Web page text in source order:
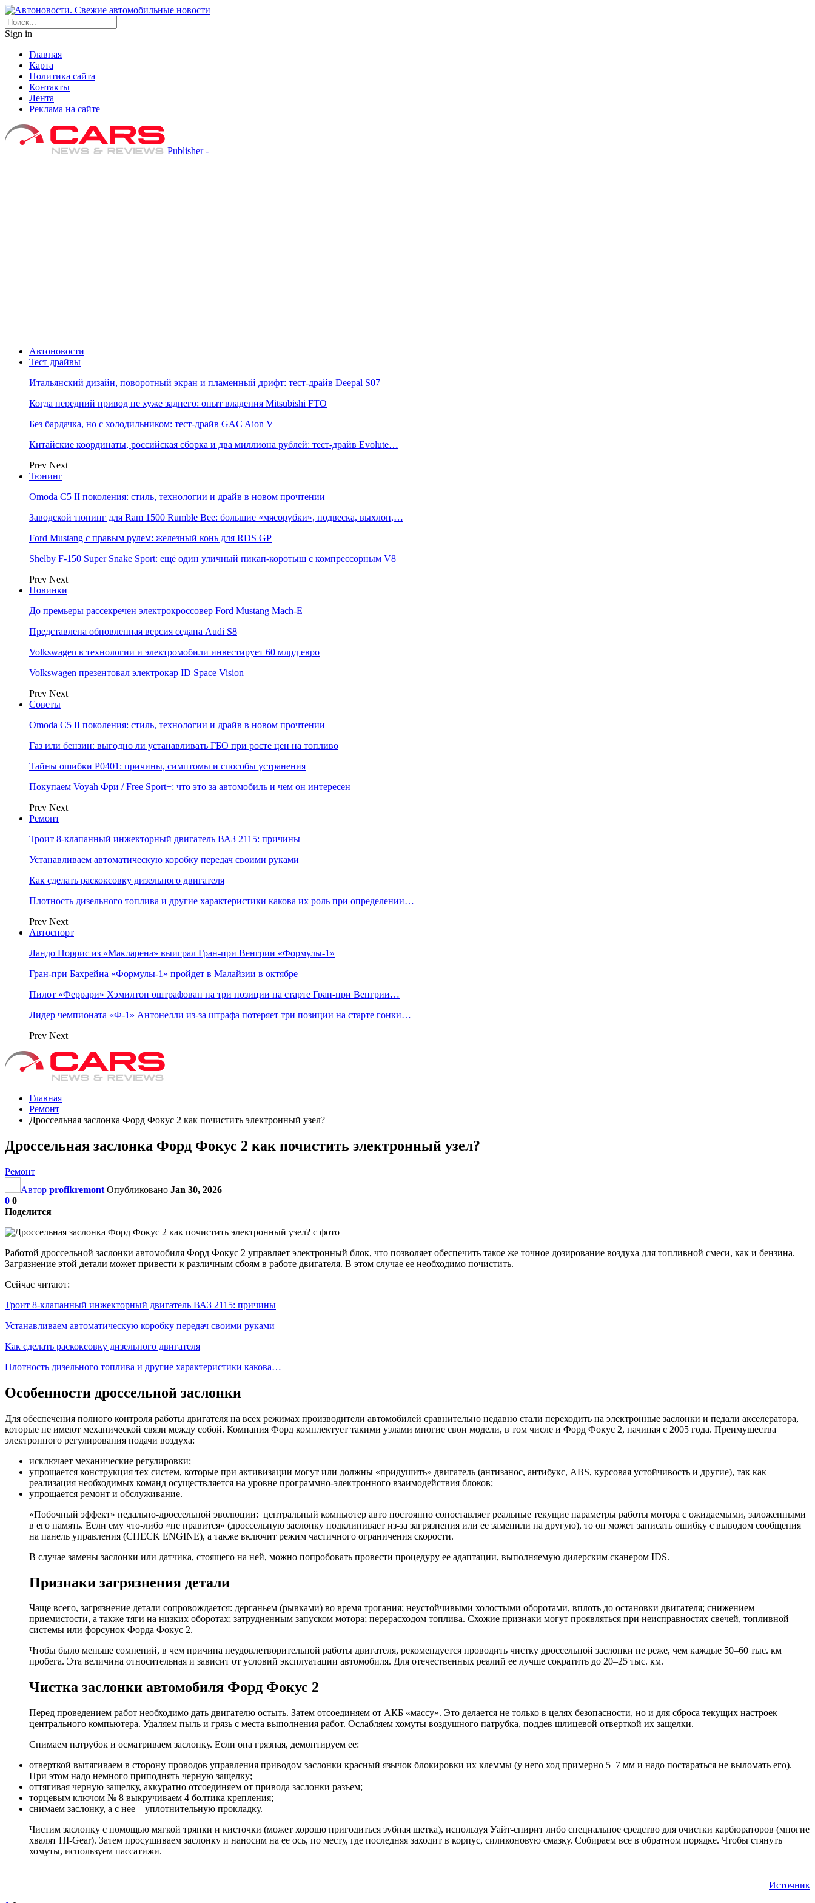
Sign in
Главная
Карта
Политика сайта
Контакты
Лента
Реклама на сайте
Publisher -
Автоновости
Тест драйвы
Итальянский дизайн, поворотный экран и пламенный дрифт: тест-драйв Deepal S07
Когда передний привод не хуже заднего: опыт владения Mitsubishi FTO
Без бардачка, но с холодильником: тест-драйв GAC Aion V
Китайские координаты, российская сборка и два миллиона рублей: тест-драйв Evolute…
Prev Next
Тюнинг
Omoda C5 II поколения: стиль, технологии и драйв в новом прочтении
Заводской тюнинг для Ram 1500 Rumble Bee: большие «мясорубки», подвеска, выхлоп,…
Ford Mustang с правым рулем: железный конь для RDS GP
Shelby F-150 Super Snake Sport: ещё один уличный пикап-коротыш с компрессорным V8
Prev Next
Новинки
До премьеры рассекречен электрокроссовер Ford Mustang Mach-E
Представлена обновленная версия седана Audi S8
Volkswagen в технологии и электромобили инвестирует 60 млрд евро
Volkswagen презентовал электрокар ID Space Vision
Prev Next
Советы
Omoda C5 II поколения: стиль, технологии и драйв в новом прочтении
Газ или бензин: выгодно ли устанавливать ГБО при росте цен на топливо
Тайны ошибки P0401: причины, симптомы и способы устранения
Покупаем Voyah Фри / Free Sport+: что это за автомобиль и чем он интересен
Prev Next
Ремонт
Троит 8-клапанный инжекторный двигатель ВАЗ 2115: причины
Устанавливаем автоматическую коробку передач своими руками
Как сделать раскоксовку дизельного двигателя
Плотность дизельного топлива и другие характеристики какова их роль при определении…
Prev Next
Автоспорт
Ландо Норрис из «Макларена» выиграл Гран‑при Венгрии «Формулы‑1»
Гран‑при Бахрейна «Формулы‑1» пройдет в Малайзии в октябре
Пилот «Феррари» Хэмилтон оштрафован на три позиции на старте Гран‑при Венгрии…
Лидер чемпионата «Ф‑1» Антонелли из‑за штрафа потеряет три позиции на старте гонки…
Prev Next
Главная
Ремонт
Дроссельная заслонка Форд Фокус 2 как почистить электронный узел?
Дроссельная заслонка Форд Фокус 2 как почистить электронный узел?
Ремонт
Автор profikremont Опубликовано Jan 30, 2026
0 0
Поделится
Работой дроссельной заслонки автомобиля Форд Фокус 2 управляет электронный блок, что позволяет обеспечить такое же точное дозирование воздуха для топливной смеси, как и бензина.
Загрязнение этой детали может привести к различным сбоям в работе двигателя. В этом случае ее необходимо почистить.
Сейчас читают:
Троит 8-клапанный инжекторный двигатель ВАЗ 2115: причины
Устанавливаем автоматическую коробку передач своими руками
Как сделать раскоксовку дизельного двигателя
Плотность дизельного топлива и другие характеристики какова…
Особенности дроссельной заслонки
Для обеспечения полного контроля работы двигателя на всех режимах производители автомобилей сравнительно недавно стали переходить на электронные заслонки и педали акселератора,
которые не имеют механической связи между собой. Компания Форд комплектует такими узлами многие свои модели, в том числе и Форд Фокус 2, начиная с 2005 года. Преимущества
электронного регулирования подачи воздуха:
исключает механические регулировки;
упрощается конструкция тех систем, которые при активизации могут или должны «придушить» двигатель (антизанос, антибукс, ABS, курсовая устойчивость и другие), так как
реализация необходимых команд осуществляется на уровне программно-электронного взаимодействия блоков;
упрощается ремонт и обслуживание.
«Побочный эффект» педально-дроссельной эволюции: центральный компьютер авто постоянно сопоставляет реальные текущие параметры работы мотора с ожидаемыми, заложенными
в его память. Если ему что-либо «не нравится» (дроссельную заслонку подклинивает из-за загрязнения или ее заменили на другую), то он может записать ошибку с выводом сообщения
на панель управления (CHECK ENGINE), а также включит режим частичного ограничения скорости.
В случае замены заслонки или датчика, стоящего на ней, можно попробовать провести процедуру ее адаптации, выполняемую дилерским сканером IDS.
Признаки загрязнения детали
Чаще всего, загрязнение детали сопровождается: дерганьем (рывками) во время трогания; неустойчивыми холостыми оборотами, вплоть до остановки двигателя; снижением
приемистости, а также тяги на низких оборотах; затрудненным запуском мотора; перерасходом топлива. Схожие признаки могут проявляться при неисправностях свечей, топливной
системы или форсунок Форда Фокус 2.
Чтобы было меньше сомнений, в чем причина неудовлетворительной работы двигателя, рекомендуется проводить чистку дроссельной заслонки не реже, чем каждые 50–60 тыс. км
пробега. Эта величина относительная и зависит от условий эксплуатации автомобиля. Для отечественных реалий ее лучше сократить до 20–25 тыс. км.
Чистка заслонки автомобиля Форд Фокус 2
Перед проведением работ необходимо дать двигателю остыть. Затем отсоединяем от АКБ «массу». Это делается не только в целях безопасности, но и для сброса текущих настроек
центрального компьютера. Удаляем пыль и грязь с места выполнения работ. Ослабляем хомуты воздушного патрубка, поддев шлицевой отверткой их защелки.
Снимаем патрубок и осматриваем заслонку. Если она грязная, демонтируем ее:
отверткой вытягиваем в сторону проводов управления приводом заслонки красный язычок блокировки их клеммы (у него ход примерно 5–7 мм и надо постараться не выломать его).
При этом надо немного приподнять черную защелку;
оттягивая черную защелку, аккуратно отсоединяем от привода заслонки разъем;
торцевым ключом № 8 выкручиваем 4 болтика крепления;
снимаем заслонку, а с нее – уплотнительную прокладку.
Чистим заслонку с помощью мягкой тряпки и кисточки (может хорошо пригодиться зубная щетка), используя Уайт-спирит либо специальное средство для очистки карбюраторов (многие
хвалят HI-Gear). Затем просушиваем заслонку и наносим на ее ось, по месту, где последняя заходит в корпус, силиконовую смазку. Собираем все в обратном порядке. Чтобы стянуть
хомуты, используем пассатижи.
Источник